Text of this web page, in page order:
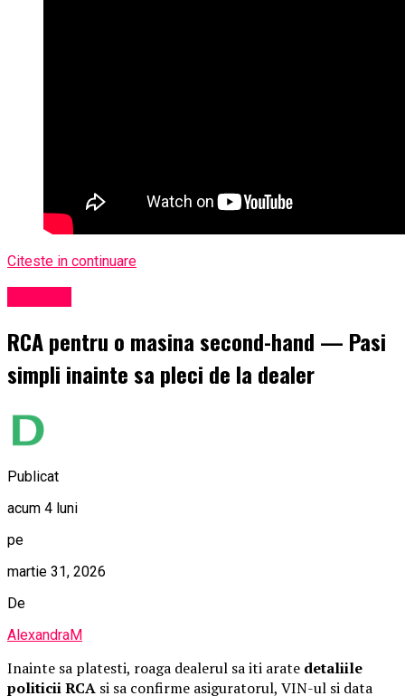
Citeste in continuare
RCA pentru o masina second-hand — Pasi
simpli inainte sa pleci de la dealer
Publicat
acum 4 luni
pe
martie 31, 2026
De
AlexandraM
Inainte sa platesti, roaga dealerul sa iti arate detaliile
politicii RCA si sa confirme asiguratorul, VIN-ul si data